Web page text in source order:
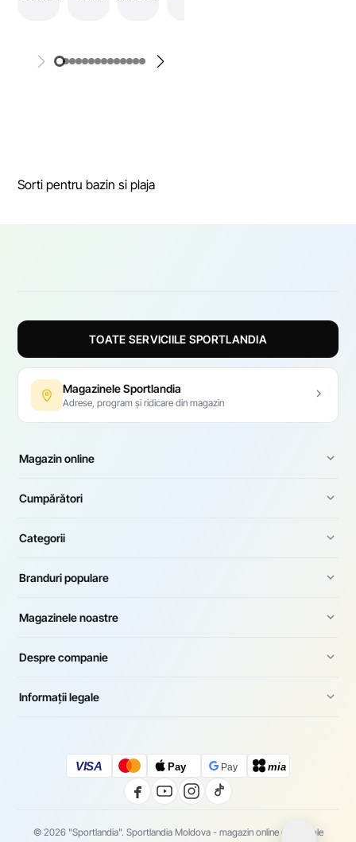
Sorti pentru bazin si plaja
TOATE SERVICIILE SPORTLANDIA
Magazinele Sportlandia
Adrese, program și ridicare din magazin
Magazin online
Cumpărători
Categorii
Branduri populare
Magazinele noastre
Despre companie
Informații legale
VISA Pay Pay mia
© 2026 "Sportlandia". Sportlandia Moldova - magazin online de articole